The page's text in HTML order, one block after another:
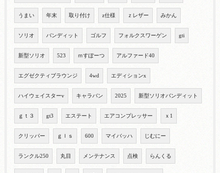
うまい 年末 取り付け z仕様 ｚレザー みかん
ソリオ バンディット ゴルフ フォルクスワーゲン gti
新型ソリオ 523 ｍすぽーつ アルファード40
エグゼクティブラウンジ 4wd エディションx
ハイウェイスターv キャラバン 2025 新型ソリオバンディット
ｇｔ３ gt3 エステート エアコンプレッサー ｘ1
クリッパー ｇｌｓ 600 マイバッハ じむにー
ランクル250 丸目 メンテナンス 点検 らんくる